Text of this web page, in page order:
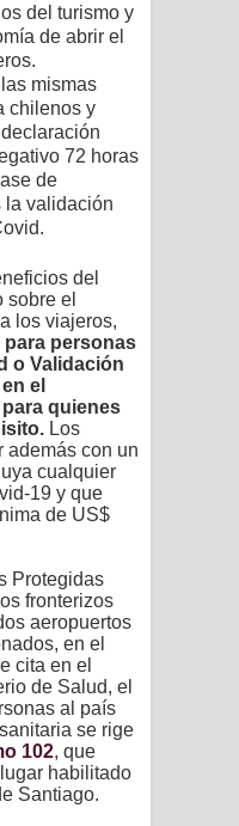
del turismo y
de abrir el
mismas
chilenos y
72 horas
de
la validación
del
sobre el
los viajeros,
para personas
o Validación
el
quienes
Los
además con un
cualquier
19 y que
de US$
Protegidas
fronterizos
aeropuertos
en el
cita en el
de Salud, el
al país
se rige
102, que
habilitado
Santiago.